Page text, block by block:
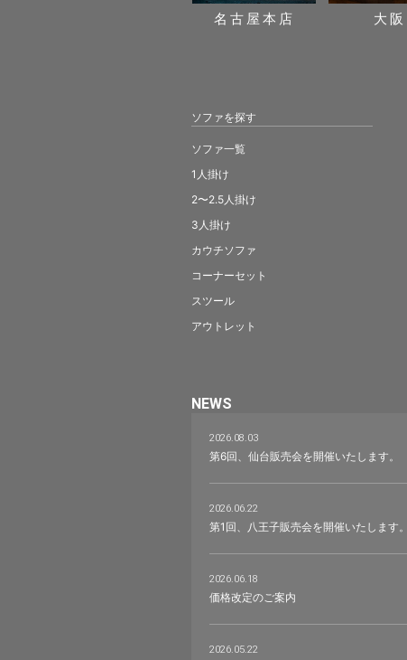
名古屋本店 大阪
ソファを探す
ソファ一覧
1人掛け
2〜2.5人掛け
3人掛け
カウチソファ
コーナーセット
スツール
アウトレット
NEWS
2026.08.03
第6回、仙台販売会を開催いたします。
2026.06.22
第1回、八王子販売会を開催いたします。
2026.06.18
価格改定のご案内
2026.05.22